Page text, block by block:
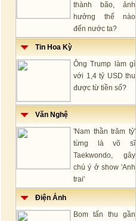
thành bão, ảnh
hưởng thế nào
đến nước ta?
Tin Hoa Kỳ
Ông Trump làm gì
với 1,4 tỷ USD thu
được từ tiền số?
Văn Nghệ
'Nam thần trăm tỷ'
từng là võ sĩ
Taekwondo, gây
chú ý ở show 'Anh
trai'
Điện Ảnh
Bom tấn thu gần